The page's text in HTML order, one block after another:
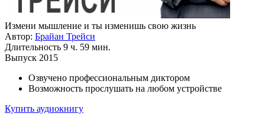
Измени мышление и ты изменишь свою жизнь
Автор: Брайан Трейси
Длительность 9 ч. 59 мин.
Выпуск 2015
Озвучено профессиональным диктором
Возможность прослушать на любом устройстве
Купить аудиокнигу